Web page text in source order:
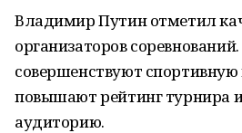
Владимир Путин отметил
организаторов
совершенствуют
повышают рейтинг турнира
аудиторию.